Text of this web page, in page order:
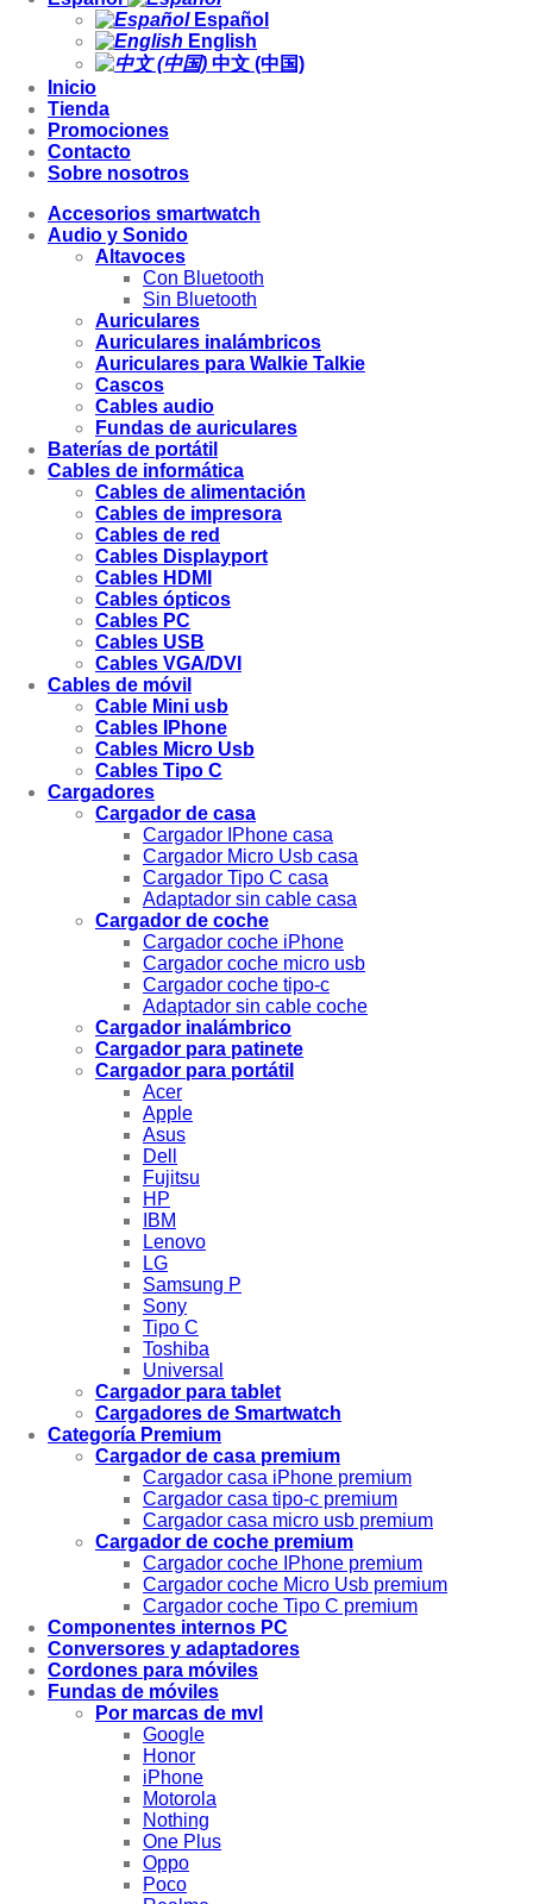
Español
English
中文 (中国)
Inicio
Tienda
Promociones
Contacto
Sobre nosotros
Accesorios smartwatch
Audio y Sonido
Altavoces
Con Bluetooth
Sin Bluetooth
Auriculares
Auriculares inalámbricos
Auriculares para Walkie Talkie
Cascos
Cables audio
Fundas de auriculares
Baterías de portátil
Cables de informática
Cables de alimentación
Cables de impresora
Cables de red
Cables Displayport
Cables HDMI
Cables ópticos
Cables PC
Cables USB
Cables VGA/DVI
Cables de móvil
Cable Mini usb
Cables IPhone
Cables Micro Usb
Cables Tipo C
Cargadores
Cargador de casa
Cargador IPhone casa
Cargador Micro Usb casa
Cargador Tipo C casa
Adaptador sin cable casa
Cargador de coche
Cargador coche iPhone
Cargador coche micro usb
Cargador coche tipo-c
Adaptador sin cable coche
Cargador inalámbrico
Cargador para patinete
Cargador para portátil
Acer
Apple
Asus
Dell
Fujitsu
HP
IBM
Lenovo
LG
Samsung P
Sony
Tipo C
Toshiba
Universal
Cargador para tablet
Cargadores de Smartwatch
Categoría Premium
Cargador de casa premium
Cargador casa iPhone premium
Cargador casa tipo-c premium
Cargador casa micro usb premium
Cargador de coche premium
Cargador coche IPhone premium
Cargador coche Micro Usb premium
Cargador coche Tipo C premium
Componentes internos PC
Conversores y adaptadores
Cordones para móviles
Fundas de móviles
Por marcas de mvl
Google
Honor
iPhone
Motorola
Nothing
One Plus
Oppo
Poco